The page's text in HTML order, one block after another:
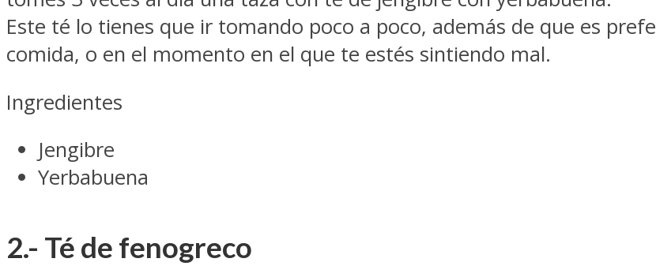
Este té lo tienes que ir tomando poco a poco, además de que es
comida, o en el momento en el que te estés sintiendo mal.
Ingredientes
Jengibre
Yerbabuena
2.- Té de fenogreco